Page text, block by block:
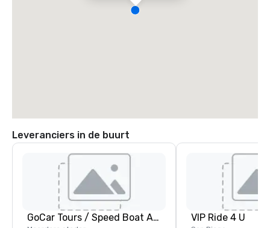
Leveranciers in de buurt
GoCar Tours / Speed Boat Adventures VIP Ride 4 U